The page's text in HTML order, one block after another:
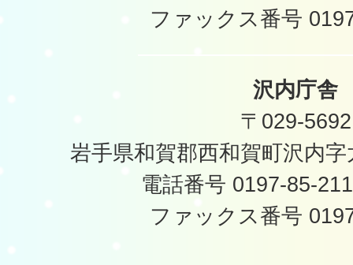
ファックス番号
沢内庁舎
〒029-5692
岩手県和賀郡西和賀町沢内
電話番号 0197-85-
ファックス番号